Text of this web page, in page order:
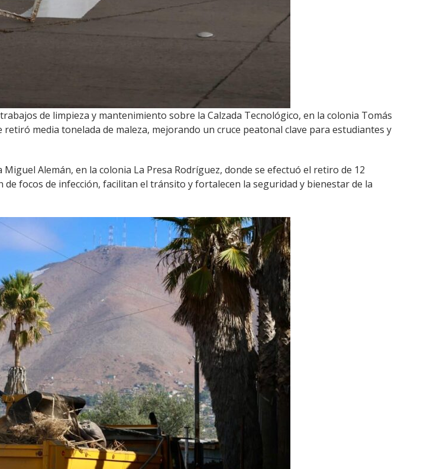
de limpieza y mantenimiento sobre la Calzada Tecnológico, en la colonia Tomás
media tonelada de maleza, mejorando un cruce peatonal clave para estudiantes y
Alemán, en la colonia La Presa Rodríguez, donde se efectuó el retiro de 12
focos de infección, facilitan el tránsito y fortalecen la seguridad y bienestar de la